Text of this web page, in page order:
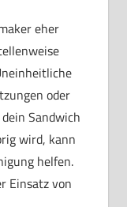
eher
oder
Sandwich
wird, kann
helfen.
Einsatz von